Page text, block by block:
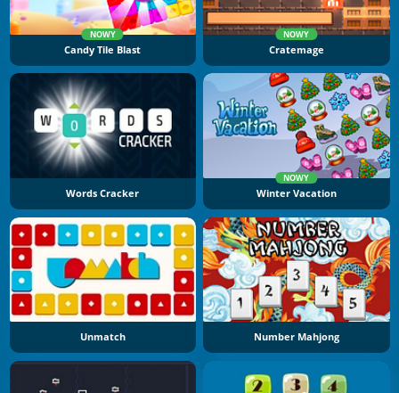
NOWY
Candy Tile Blast
NOWY
Cratemage
Words Cracker
NOWY
Winter Vacation
Unmatch Number Mahjong